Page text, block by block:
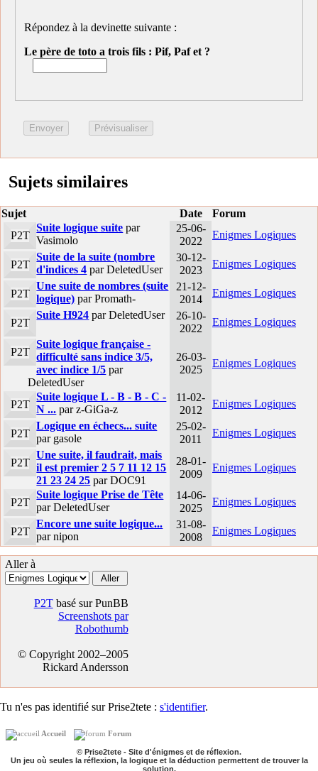
Répondez à la devinette suivante :
Le père de toto a trois fils : Pif, Paf et ?
Sujets similaires
Sujet Date
Forum
P2T
Suite logique suite par
Vasimolo
25-06-
2022
Enigmes Logiques
P2T
Suite de la suite (nombre
d'indices 4 par DeletedUser
30-12-
2023
Enigmes Logiques
P2T
Une suite de nombres (suite
logique) par Promath-
21-12-
2014
Enigmes Logiques
P2T
Suite H924 par DeletedUser
26-10-
2022
Enigmes Logiques
P2T
Suite logique française -
difficulté sans indice 3/5,
avec indice 1/5 par
DeletedUser
26-03-
2025
Enigmes Logiques
P2T
Suite logique L - B - B - C -
N ... par z-GiGa-z
11-02-
2012
Enigmes Logiques
P2T
Logique en échecs... suite
par gasole
25-02-
2011
Enigmes Logiques
P2T
Une suite, il faudrait, mais
il est premier 2 5 7 11 12 15
21 23 24 25 par DOC91
28-01-
2009
Enigmes Logiques
P2T
Suite logique Prise de Tête
par DeletedUser
14-06-
2025
Enigmes Logiques
P2T
Encore une suite logique...
par nipon
31-08-
2008
Enigmes Logiques
Aller à
P2Tbasé sur PunBB
Screenshots par
Robothumb
© Copyright 2002–2005
Rickard Andersson
Tu n'es pas identifié sur Prise2tete : s'identifier.
Accueil Forum
© Prise2tete - Site d'énigmes et de réflexion.
Un jeu où seules la réflexion, la logique et la déduction permettent de trouver la
solution.